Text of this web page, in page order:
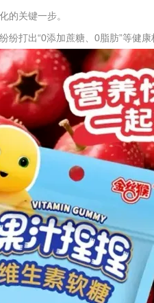
的关键一步。
纷打出“0添加蔗糖、0脂肪”等健